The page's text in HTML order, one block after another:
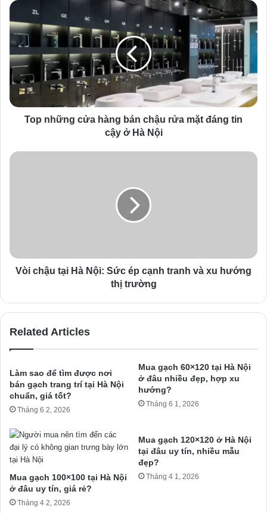
u
E
m
a
i
d
s
Top những cửa hàng bán chậu rửa mặt đáng tin
cậy ở Hà Nội
Vòi chậu tại Hà Nội: Sức ép cạnh tranh và xu hướng
thị trường
Related Articles
Làm sao để tìm được nơi
bán gạch trang trí tại Hà Nội
chuẩn, giá tốt?
Tháng 6 2, 2026
Mua gạch 60×120 tại Hà Nội
ở đâu nhiều đẹp, hợp xu
hướng?
Tháng 6 1, 2026
Mua gạch 100×100 tại Hà Nội
ở đâu uy tín, giá rẻ?
Tháng 4 2, 2026
Mua gạch 120×120 ở Hà Nội
tại đâu uy tín, nhiều mẫu
đẹp?
Tháng 4 1, 2026